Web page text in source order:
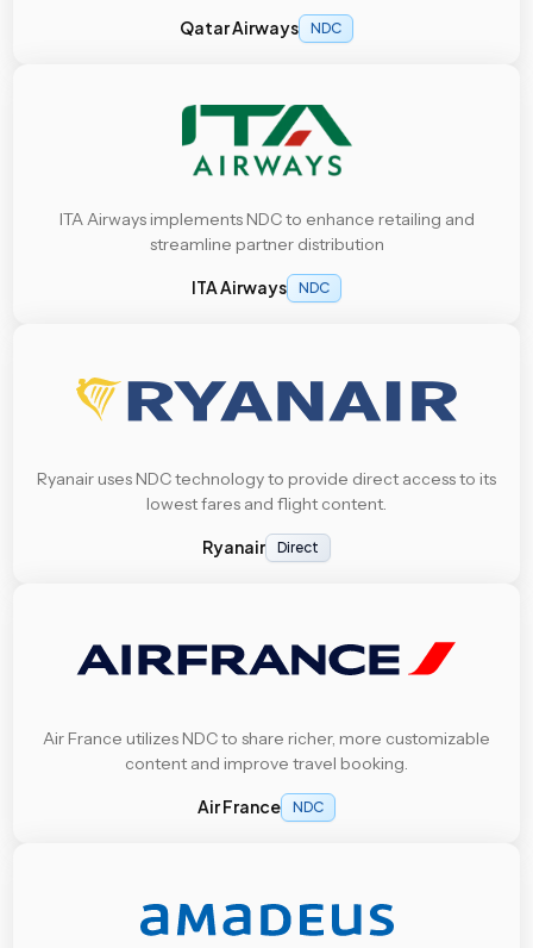
Qatar Airways NDC
ITA Airways implements NDC to enhance retailing and
streamline partner distribution
ITA Airways NDC
Ryanair uses NDC technology to provide direct access to its
lowest fares and flight content.
Ryanair Direct
Air France utilizes NDC to share richer, more customizable
content and improve travel booking.
Air France NDC